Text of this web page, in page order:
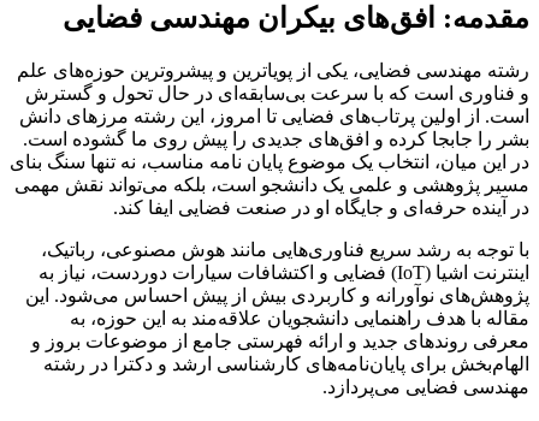
مقدمه: افق‌های بیکران مهندسی فضایی
رشته مهندسی فضایی، یکی از پویاترین و پیشروترین حوزه‌های علم
و فناوری است که با سرعت بی‌سابقه‌ای در حال تحول و گسترش
است. از اولین پرتاب‌های فضایی تا امروز، این رشته مرزهای دانش
بشر را جابجا کرده و افق‌های جدیدی را پیش روی ما گشوده است.
در این میان، انتخاب یک موضوع پایان نامه مناسب، نه تنها سنگ بنای
مسیر پژوهشی و علمی یک دانشجو است، بلکه می‌تواند نقش مهمی
در آینده حرفه‌ای و جایگاه او در صنعت فضایی ایفا کند.
با توجه به رشد سریع فناوری‌هایی مانند هوش مصنوعی، رباتیک،
اینترنت اشیا (IoT) فضایی و اکتشافات سیارات دوردست، نیاز به
پژوهش‌های نوآورانه و کاربردی بیش از پیش احساس می‌شود. این
مقاله با هدف راهنمایی دانشجویان علاقه‌مند به این حوزه، به
معرفی روندهای جدید و ارائه فهرستی جامع از موضوعات بروز و
الهام‌بخش برای پایان‌نامه‌های کارشناسی ارشد و دکترا در رشته
مهندسی فضایی می‌پردازد.